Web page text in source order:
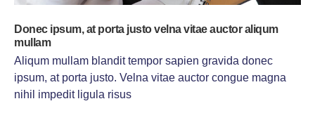
Donec ipsum, at porta justo velna vitae auctor aliqum
mullam
Aliqum mullam blandit tempor sapien gravida donec
ipsum, at porta justo. Velna vitae auctor congue magna
nihil impedit ligula risus